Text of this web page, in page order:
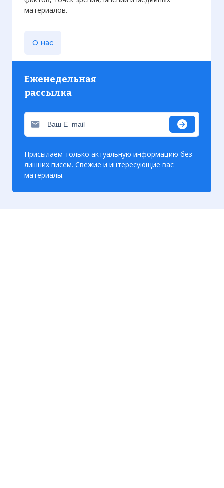
материалов.
О нас
Еженедельная
рассылка
Присылаем только актуальную информацию без
лишних писем. Свежие и интересующие вас
материалы.